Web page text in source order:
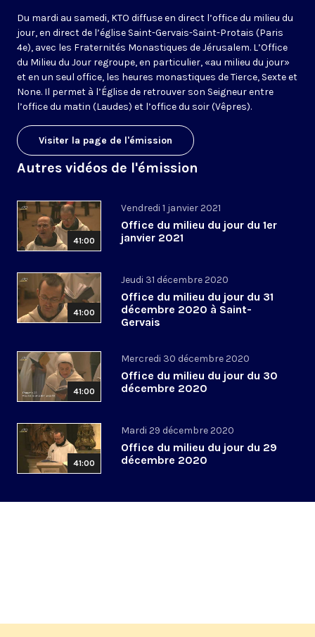
Du mardi au samedi, KTO diffuse en direct l’office du milieu du
jour, en direct de l’église Saint-Gervais-Saint-Protais (Paris
4e), avec les Fraternités Monastiques de Jérusalem. L’Office
du Milieu du Jour regroupe, en particulier, «au milieu du jour»
et en un seul office, les heures monastiques de Tierce, Sexte et
None. Il permet à l’Église de retrouver son Seigneur entre
l’office du matin (Laudes) et l’office du soir (Vêpres).
Visiter la page de l'émission
Autres vidéos de l'émission
41:00
Vendredi 1 janvier 2021
Office du milieu du jour du 1er
janvier 2021
41:00
Jeudi 31 décembre 2020
Office du milieu du jour du 31
décembre 2020 à Saint-
Gervais
41:00
Mercredi 30 décembre 2020
Office du milieu du jour du 30
décembre 2020
41:00
Mardi 29 décembre 2020
Office du milieu du jour du 29
décembre 2020